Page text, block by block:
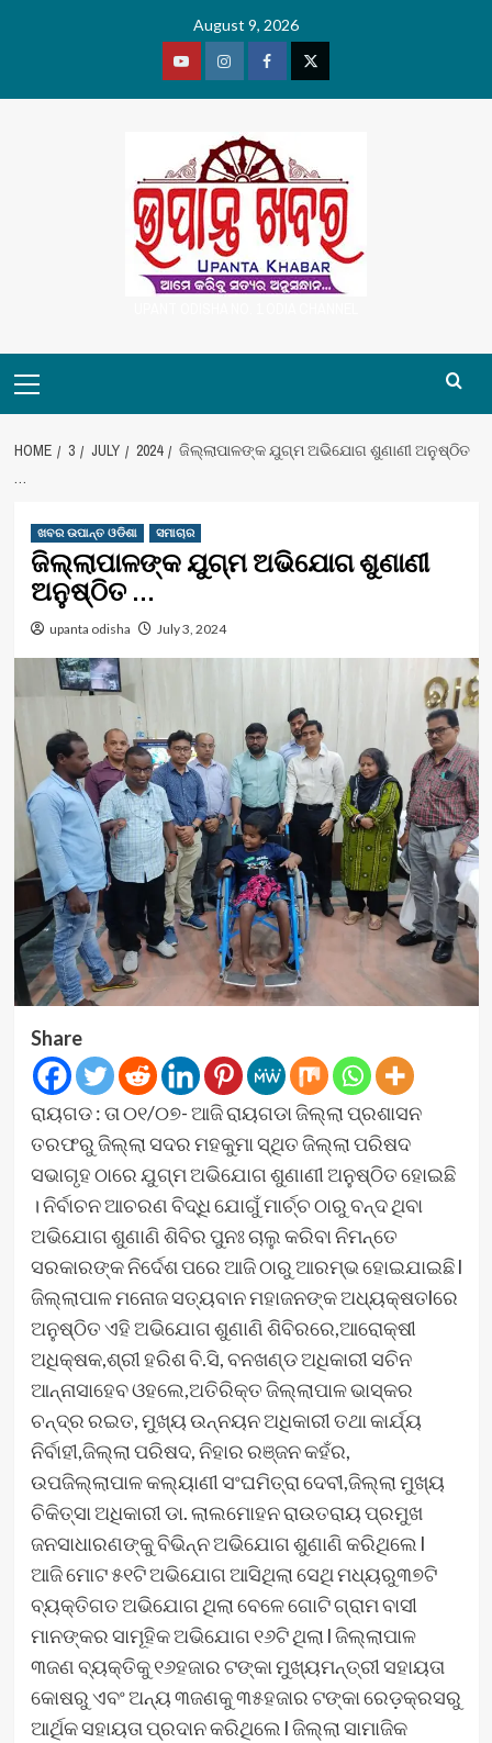
August 9, 2026
YoutubeVimeoFacebookTwitter
Menu
HOME 3 JULY 2024
ଜିଲ୍ଲାପାଳଙ୍କ ଯୁଗ୍ମ ଅଭିଯୋଗ ଶୁଣାଣୀ ଅନୁଷ୍ଠିତ
…
ଖବର ଉପାନ୍ତ ଓଡିଶା ସମାଚାର
ଜିଲ୍ଲାପାଳଙ୍କ ଯୁଗ୍ମ ଅଭିଯୋଗ ଶୁଣାଣୀ
ଅନୁଷ୍ଠିତ …
upanta odisha July 3, 2024
Share
ରାୟଗଡ : ତା ୦୧/୦୭- ଆଜି ରାୟଗଡା ଜିଲ୍ଲା ପ୍ରଶାସନ
ତରଫରୁ ଜିଲ୍ଲା ସଦର ମହକୁମା ସ୍ଥିତ ଜିଲ୍ଲା ପରିଷଦ
ସଭାଗୃହ ଠାରେ ଯୁଗ୍ମ ଅଭିଯୋଗ ଶୁଣାଣୀ ଅନୁଷ୍ଠିତ ହୋଇଛି
। ନିର୍ବାଚନ ଆଚରଣ ବିଦ୍ଧି ଯୋଗୁଁ ମାର୍ଚ୍ଚ ଠାରୁ ବନ୍ଦ ଥିବା
ଅଭିଯୋଗ ଶୁଣାଣି ଶିବିର ପୁନଃ ଚାଲୁ କରିବା ନିମନ୍ତେ
ସରକାରଙ୍କ ନିର୍ଦେଶ ପରେ ଆଜି ଠାରୁ ଆରମ୍ଭ ହୋଇଯାଇଛି l
ଜିଲ୍ଲାପାଳ ମନୋଜ ସତ୍ୟବାନ ମହାଜନଙ୍କ ଅଧ୍ୟକ୍ଷତlରେ
ଅନୁଷ୍ଠିତ ଏହି ଅଭିଯୋଗ ଶୁଣାଣି ଶିବିରରେ,ଆରୋକ୍ଷୀ
ଅଧିକ୍ଷକ,ଶ୍ରୀ ହରିଶ ବି.ସି, ବନଖଣ୍ଡ ଅଧିକାରୀ ସଚିନ
ଆନ୍ନାସାହେବ ଓହଲେ,ଅତିରିକ୍ତ ଜିଲ୍ଲାପାଳ ଭାସ୍କର
ଚନ୍ଦ୍ର ରଇତ, ମୁଖ୍ୟ ଉନ୍ନୟନ ଅଧିକାରୀ ତଥା କାର୍ଯ୍ୟ
ନିର୍ବାହୀ,ଜିଲ୍ଲା ପରିଷଦ, ନିହାର ରଞ୍ଜନ କହଁର,
ଉପଜିଲ୍ଲାପାଳ କଲ୍ୟାଣୀ ସଂଘମିତ୍ରା ଦେବୀ,ଜିଲ୍ଲା ମୁଖ୍ୟ
ଚିକିତ୍ସା ଅଧିକାରୀ ଡା. ଲାଲମୋହନ ରାଉତରାୟ ପ୍ରମୁଖ
ଜନସାଧାରଣଙ୍କୁ ବିଭିନ୍ନ ଅଭିଯୋଗ ଶୁଣାଣି କରିଥିଲେ l
ଆଜି ମୋଟ ୫୧ଟି ଅଭିଯୋଗ ଆସିଥିଲା ସେଥି ମଧ୍ୟରୁ୩୭ଟି
ବ୍ୟକ୍ତିଗତ ଅଭିଯୋଗ ଥିଲା ବେଳେ ଗୋଟି ଗ୍ରାମ ବାସୀ
ମାନଙ୍କର ସାମୂହିକ ଅଭିଯୋଗ ୧୬ଟି ଥିଲା l ଜିଲ୍ଲାପାଳ
୩ଜଣ ବ୍ୟକ୍ତିକୁ ୧୬ହଜାର ଟଙ୍କା ମୁଖ୍ୟମନ୍ତ୍ରୀ ସହାୟତା
କୋଷରୁ ଏବଂ ଅନ୍ୟ ୩ଜଣକୁ ୩୫ହଜାର ଟଙ୍କା ରେଡ଼କ୍ରସରୁ
ଆର୍ଥିକ ସହାୟତା ପ୍ରଦାନ କରିଥିଲେ l ଜିଲ୍ଲା ସାମାଜିକ